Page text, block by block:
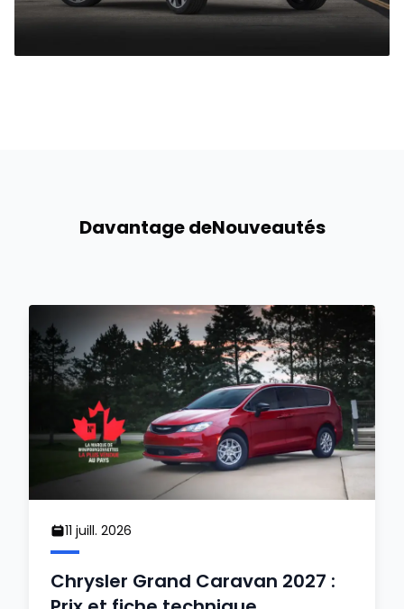
Davantage deNouveautés
11 juill. 2026
Chrysler Grand Caravan 2027 :